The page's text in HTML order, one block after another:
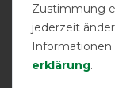
stabile
in den Ringen,
Zustimmung
jederzeit
Informationen
erklärung.